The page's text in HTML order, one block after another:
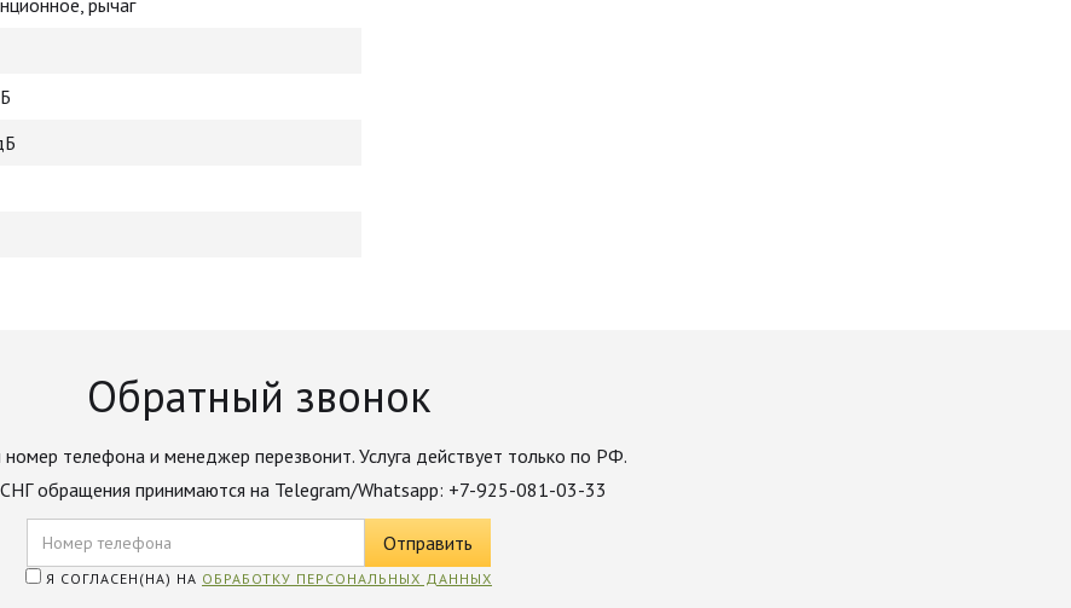
рычаг
Обратный звонок
телефона и менеджер перезвонит. Услуга действует только по РФ.
обращения принимаются на Telegram/Whatsapp: +7-925-081-03-33
Я СОГЛАСЕН(НА) НА ОБРАБОТКУ ПЕРСОНАЛЬНЫХ ДАННЫХ